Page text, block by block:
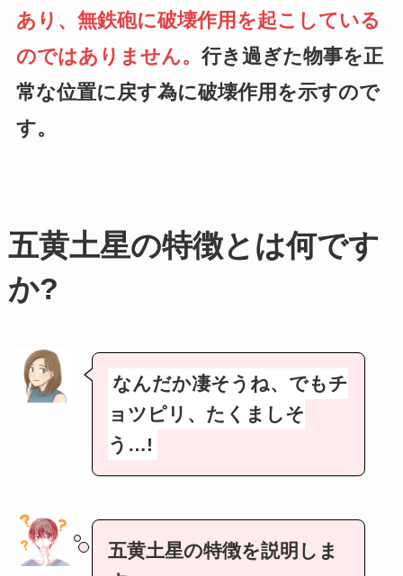
あり、無鉄砲に破壊作用を起こしている
のではありません。 行き過ぎた物事を正
常な位置に戻す為に破壊作用を示すので
す。
五黄土星の特徴とは何です
か?
なんだか凄そうね、でもチ
ョツピリ、たくましそ
う…!
五黄土星の特徴を説明しま